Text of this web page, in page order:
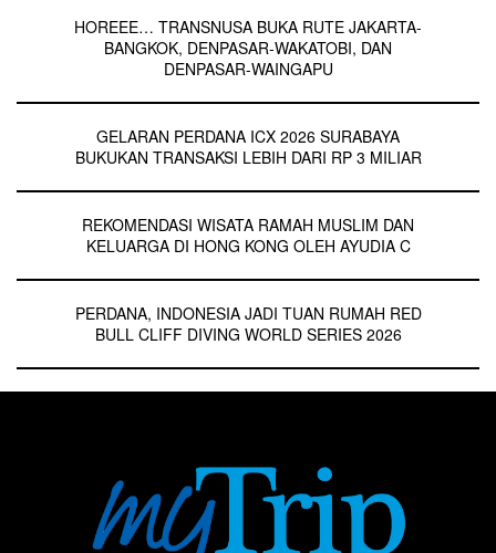
HOREEE… TRANSNUSA BUKA RUTE JAKARTA-
BANGKOK, DENPASAR-WAKATOBI, DAN
DENPASAR-WAINGAPU
GELARAN PERDANA ICX 2026 SURABAYA
BUKUKAN TRANSAKSI LEBIH DARI RP 3 MILIAR
REKOMENDASI WISATA RAMAH MUSLIM DAN
KELUARGA DI HONG KONG OLEH AYUDIA C
PERDANA, INDONESIA JADI TUAN RUMAH RED
BULL CLIFF DIVING WORLD SERIES 2026